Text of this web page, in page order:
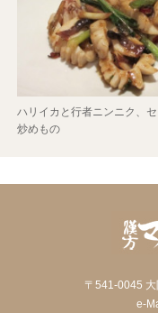
ハリイカと行者ニンニク、
炒めもの
〒541-0045
e-